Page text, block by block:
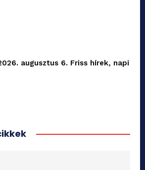
augusztus 6. Friss hírek, napi